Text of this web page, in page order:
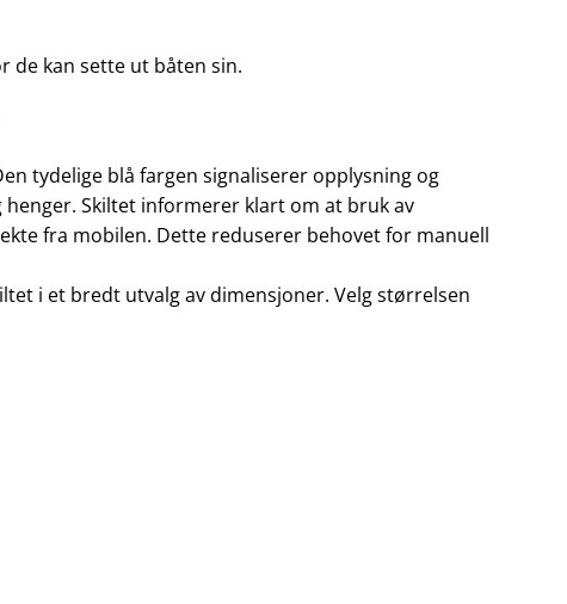
de kan sette ut båten sin.
tydelige blå fargen signaliserer opplysning og
Skiltet informerer klart om at bruk av
fra mobilen. Dette reduserer behovet for manuell
i et bredt utvalg av dimensjoner. Velg størrelsen